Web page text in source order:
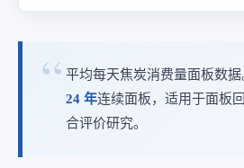
平均每天焦炭消费量面板数据
24 年连续面板，适用于面板
合评价研究。